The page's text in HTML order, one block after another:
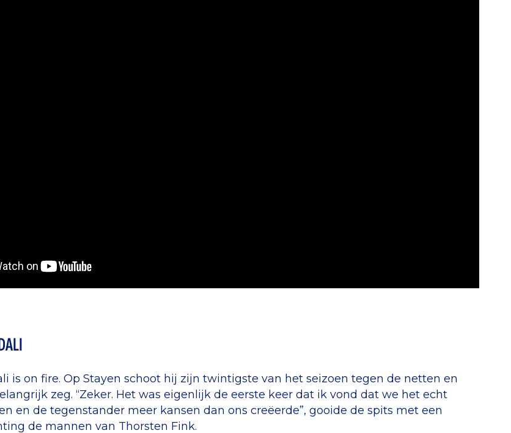
is on fire. Op Stayen schoot hij zijn twintigste van het seizoen tegen de netten en
zeg. “Zeker. Het was eigenlijk de eerste keer dat ik vond dat we het echt
en de tegenstander meer kansen dan ons creëerde”, gooide de spits met een
de mannen van Thorsten Fink.